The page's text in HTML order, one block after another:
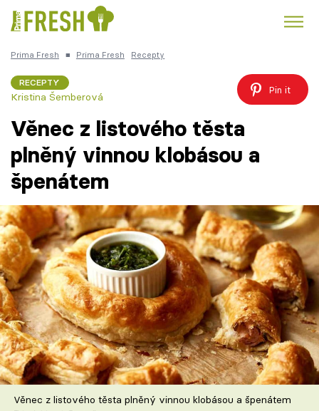
Česká kuchyně
Témata
Recepty
Články
TV Program
Škola vaření
Recepty z TV
Speciál: Cuketa
Prima Fresh ■ Prima Fresh Recepty
RECEPTY
Kristina Šemberová
Pin it
Věnec z listového těsta
plněný vinnou klobásou a
špenátem
Věnec z listového těsta plněný vinnou klobásou a špenátem